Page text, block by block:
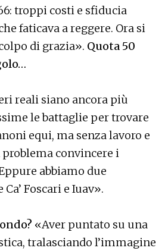
troppi costi e sfiducia
faticava a reggere. Ora si
di grazia». Quota 50
reali siano ancora più
le battaglie per trovare
equi, ma senza lavoro e
convincere i
abbiamo due
Foscari e Iuav».
«Aver puntato su una
tralasciando l’immagine